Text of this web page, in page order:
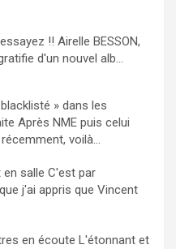
!! Airelle BESSON,
d'un nouvel alb...
» dans les
Après NME puis celui
voilà...
en salle C'est par
j'ai appris que Vincent
en écoute L'étonnant et